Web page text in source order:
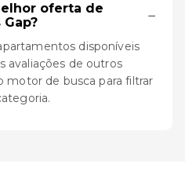
oferta de
−
disponíveis
avaliações de outros
motor de busca para filtrar